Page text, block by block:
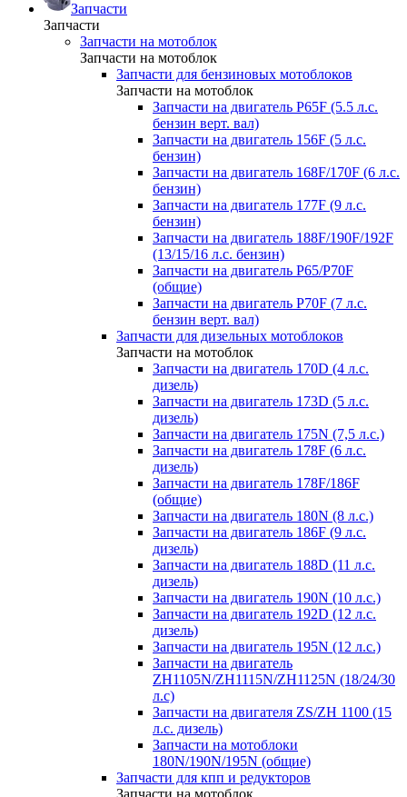
Запчасти
Запчасти
Запчасти на мотоблок
Запчасти на мотоблок
Запчасти для бензиновых мотоблоков
Запчасти на мотоблок
Запчасти на двигатель P65F (5.5 л.с.
бензин верт. вал)
Запчасти на двигатель 156F (5 л.с.
бензин)
Запчасти на двигатель 168F/170F (6 л.с.
бензин)
Запчасти на двигатель 177F (9 л.с.
бензин)
Запчасти на двигатель 188F/190F/192F
(13/15/16 л.с. бензин)
Запчасти на двигатель P65/P70F
(общие)
Запчасти на двигатель P70F (7 л.с.
бензин верт. вал)
Запчасти для дизельных мотоблоков
Запчасти на мотоблок
Запчасти на двигатель 170D (4 л.с.
дизель)
Запчасти на двигатель 173D (5 л.с.
дизель)
Запчасти на двигатель 175N (7,5 л.с.)
Запчасти на двигатель 178F (6 л.с.
дизель)
Запчасти на двигатель 178F/186F
(общие)
Запчасти на двигатель 180N (8 л.с.)
Запчасти на двигатель 186F (9 л.с.
дизель)
Запчасти на двигатель 188D (11 л.с.
дизель)
Запчасти на двигатель 190N (10 л.с.)
Запчасти на двигатель 192D (12 л.с.
дизель)
Запчасти на двигатель 195N (12 л.с.)
Запчасти на двигатель
ZH1105N/ZH1115N/ZH1125N (18/24/30
л.с)
Запчасти на двигателя ZS/ZH 1100 (15
л.с. дизель)
Запчасти на мотоблоки
180N/190N/195N (общие)
Запчасти для кпп и редукторов
Запчасти на мотоблок